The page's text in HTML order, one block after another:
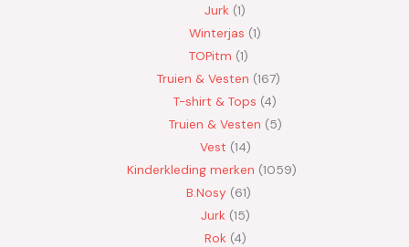
Jurk 1
Winterjas 1
TOPitm 1
Truien & Vesten 167
T-shirt & Tops 4
Truien & Vesten 5
Vest 14
Kinderkleding merken 1059
B.Nosy 61
Jurk 15
Rok 4